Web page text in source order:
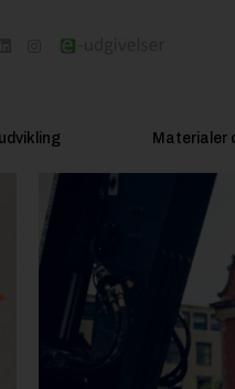
Materialer